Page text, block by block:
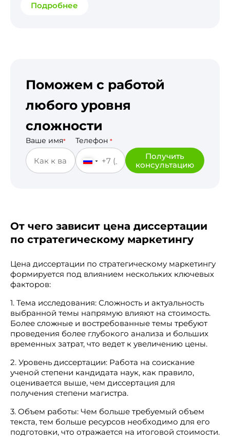
Подробнее
Поможем с работой
любого уровня
сложности
Ваше имя* Телефон *
Получить
консультацию
От чего зависит цена диссертации
по стратегическому маркетингу
Цена диссертации по стратегическому маркетингу
формируется под влиянием нескольких ключевых
факторов:
1. Тема исследования: Сложность и актуальность
выбранной темы напрямую влияют на стоимость.
Более сложные и востребованные темы требуют
проведения более глубокого анализа и больших
временных затрат, что ведет к увеличению цены.
2. Уровень диссертации: Работа на соискание
ученой степени кандидата наук, как правило,
оценивается выше, чем диссертация для
получения степени магистра.
3. Объем работы: Чем больше требуемый объем
текста, тем больше ресурсов необходимо для его
подготовки, что отражается на итоговой стоимости.